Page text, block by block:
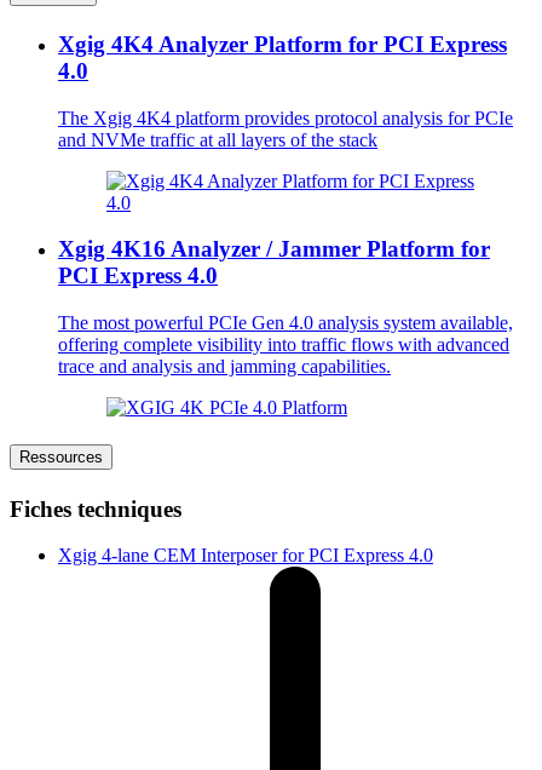
Xgig 4K4 Analyzer Platform for PCI Express
4.0
The Xgig 4K4 platform provides protocol analysis for PCIe
and NVMe traffic at all layers of the stack
Xgig 4K16 Analyzer / Jammer Platform for
PCI Express 4.0
The most powerful PCIe Gen 4.0 analysis system available,
offering complete visibility into traffic flows with advanced
trace and analysis and jamming capabilities.
Ressources
Fiches techniques
Xgig 4-lane CEM Interposer for PCI Express 4.0